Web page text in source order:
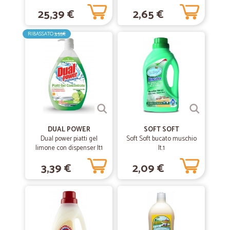
Ottimo acquisto e ottimo servizio.
Ottimo acquisto e ottimo servizio.
—Giorgia N.
Spesa fantastica!
Purtroppo alcuni prodotti come la pasta voiello e lo shampoo
head&shoulders non sono presenti, ma a parte questo spesa
fantastica! Trovi davvero di tutto e la consegna è rapida. Davvero
—
Tutto preciso, però unica pecchia che quando dei prodotti non ci sono,
ti vengono accreditati, senza sapere cosa è quanto, poi per il resto
25,39 € 2,65 €
RIBASSATO3,55€
DUAL POWER
Dual power piatti gel
limone con dispenser lt1
3,39 €
SOFT SOFT
Soft Soft bucato muschio
lt.1
2,09 €